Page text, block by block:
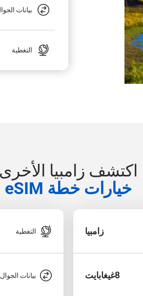
بيانات
التغطية
اكتشف زامبيا الأخرى
خيارات خطة eSIM
زامبيا
8غيغابايت
التغطية
بيانات الجوال